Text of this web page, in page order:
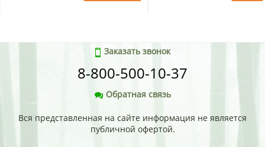
Заказать звонок
8-800-500-10-37
Обратная связь
Вся представленная на сайте информация не является
публичной офертой.